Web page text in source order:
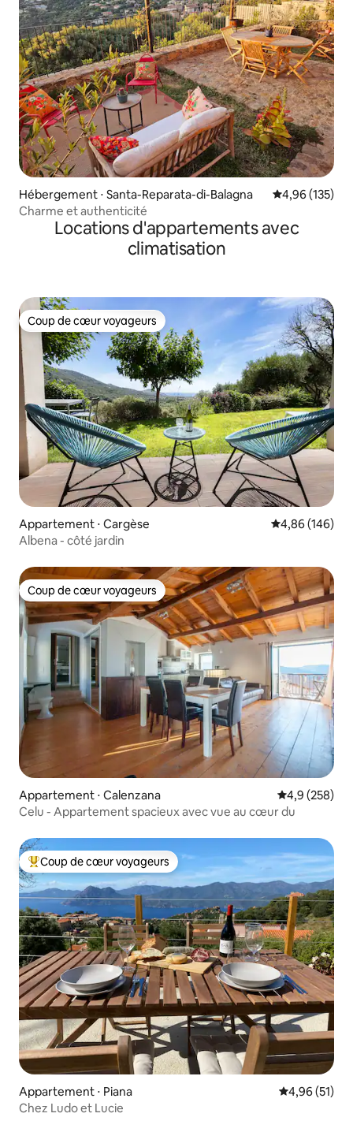
Hébergement ⋅ Santa-Reparata-di-Balagna Évaluation
4,96 (135)
Charme et authenticité
Locations d'appartements avec
climatisation
Coup de cœur voyageurs
Coup de cœur voyageurs
Appartement ⋅ Cargèse Évaluation
4,86 (146)
Albena - côté jardin
Coup de cœur voyageurs
Coup de cœur voyageurs
Appartement ⋅ Calenzana Évaluation
4,9 (258)
Celu - Appartement spacieux avec vue au cœur du
Coups de cœur voyageurs les plus appréciés
Coup de cœur voyageurs
Appartement ⋅ Piana Évaluation
4,96 (51)
Chez Ludo et Lucie